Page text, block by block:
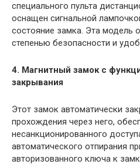
специального пульта
оснащен сигнальной
состояние замка. Эта модель
степенью безопасности и
4. Магнитный замок с
закрывания
Этот замок автоматически
прохождения через него,
несанкционированного
автоматического отпирания
авторизованного ключа к